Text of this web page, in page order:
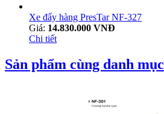
Xe đẩy hàng PresTar NF-327
Giá: 14.830.000 VNĐ
Chi tiết
Sản phẩm cùng danh mục